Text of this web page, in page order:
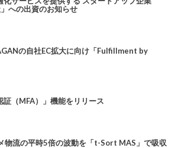
への出資のお知らせ
の自社EC拡大に向け「Fulfillment by
証（MFA）」機能をリリース
物流の平時5倍の波動を「t-Sort MAS」で吸収